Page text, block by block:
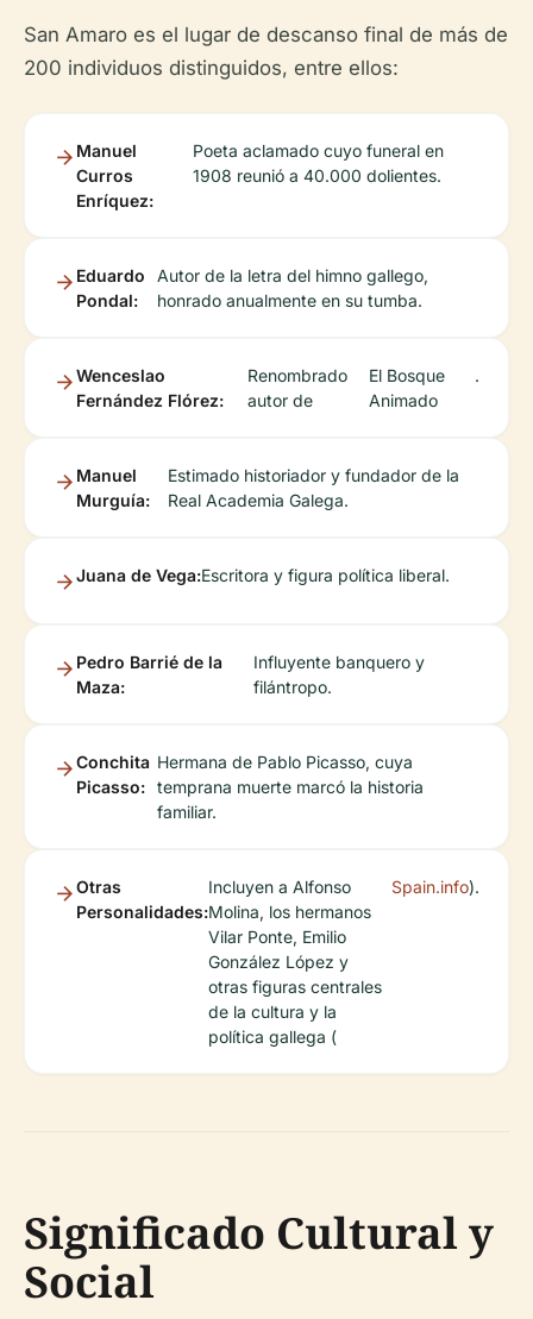
San Amaro es el lugar de descanso final de más de
200 individuos distinguidos, entre ellos:
Manuel
Curros
Enríquez:
Poeta aclamado cuyo funeral en
1908 reunió a 40.000 dolientes.
Eduardo
Pondal:
Autor de la letra del himno gallego,
honrado anualmente en su tumba.
Wenceslao
Fernández Flórez:
Renombrado
autor de
El Bosque
Animado
.
Manuel
Murguía:
Estimado historiador y fundador de la
Real Academia Galega.
Juana de Vega:Escritora y figura política liberal.
Pedro Barrié de la
Maza:
Influyente banquero y
filántropo.
Conchita
Picasso:
Hermana de Pablo Picasso, cuya
temprana muerte marcó la historia
familiar.
Otras
Personalidades:
Incluyen a Alfonso
Molina, los hermanos
Vilar Ponte, Emilio
González López y
otras figuras centrales
de la cultura y la
política gallega (
Spain.info).
Significado Cultural y
Social